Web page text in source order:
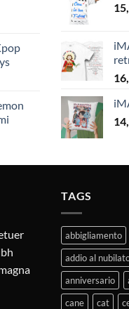
TAGS
abbigliamento
addio al
anniversario
cane
cat